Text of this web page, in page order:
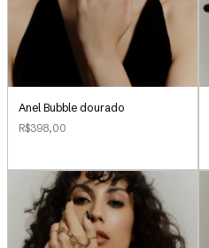
Anel Bubble dourado
R$398,00